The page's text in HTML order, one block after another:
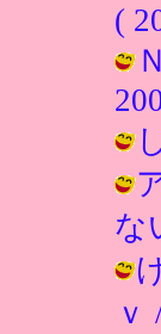
(
な
ｖ